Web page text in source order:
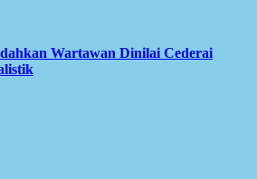
Wartawan Dinilai Cederai